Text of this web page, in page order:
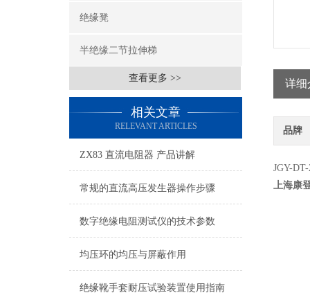
绝缘凳
半绝缘二节拉伸梯
查看更多 >>
相关文章
RELEVANT ARTICLES
ZX83 直流电阻器 产品讲解
常规的直流高压发生器操作步骤
数字绝缘电阻测试仪的技术参数
均压环的均压与屏蔽作用
绝缘靴手套耐压试验装置使用指南
详细
品牌
JGY-
上海康